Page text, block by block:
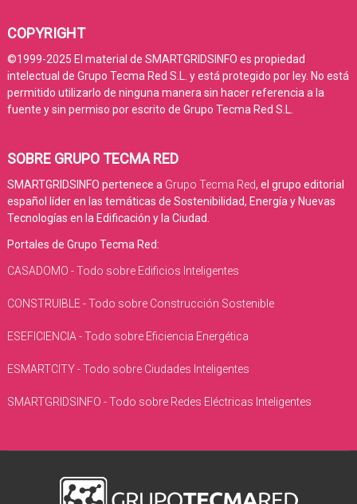
COPYRIGHT
©1999-2025 El material de SMARTGRIDSINFO es propiedad
intelectual de Grupo Tecma Red S.L. y está protegido por ley. No está
permitido utilizarlo de ninguna manera sin hacer referencia a la
fuente y sin permiso por escrito de Grupo Tecma Red S.L.
SOBRE GRUPO TECMA RED
SMARTGRIDSINFO pertenece a Grupo Tecma Red, el grupo editorial
español líder en las temáticas de Sostenibilidad, Energía y Nuevas
Tecnologías en la Edificación y la Ciudad.
Portales de Grupo Tecma Red:
CASADOMO - Todo sobre Edificios Inteligentes
CONSTRUIBLE - Todo sobre Construcción Sostenible
ESEFICIENCIA - Todo sobre Eficiencia Energética
ESMARTCITY - Todo sobre Ciudades Inteligentes
SMARTGRIDSINFO - Todo sobre Redes Eléctricas Inteligentes